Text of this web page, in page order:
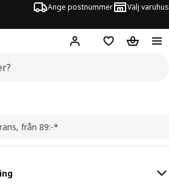
Ange postnummer Välj varuhus
Hej! Logga inInköpslistaVarukorg
från 89:-*